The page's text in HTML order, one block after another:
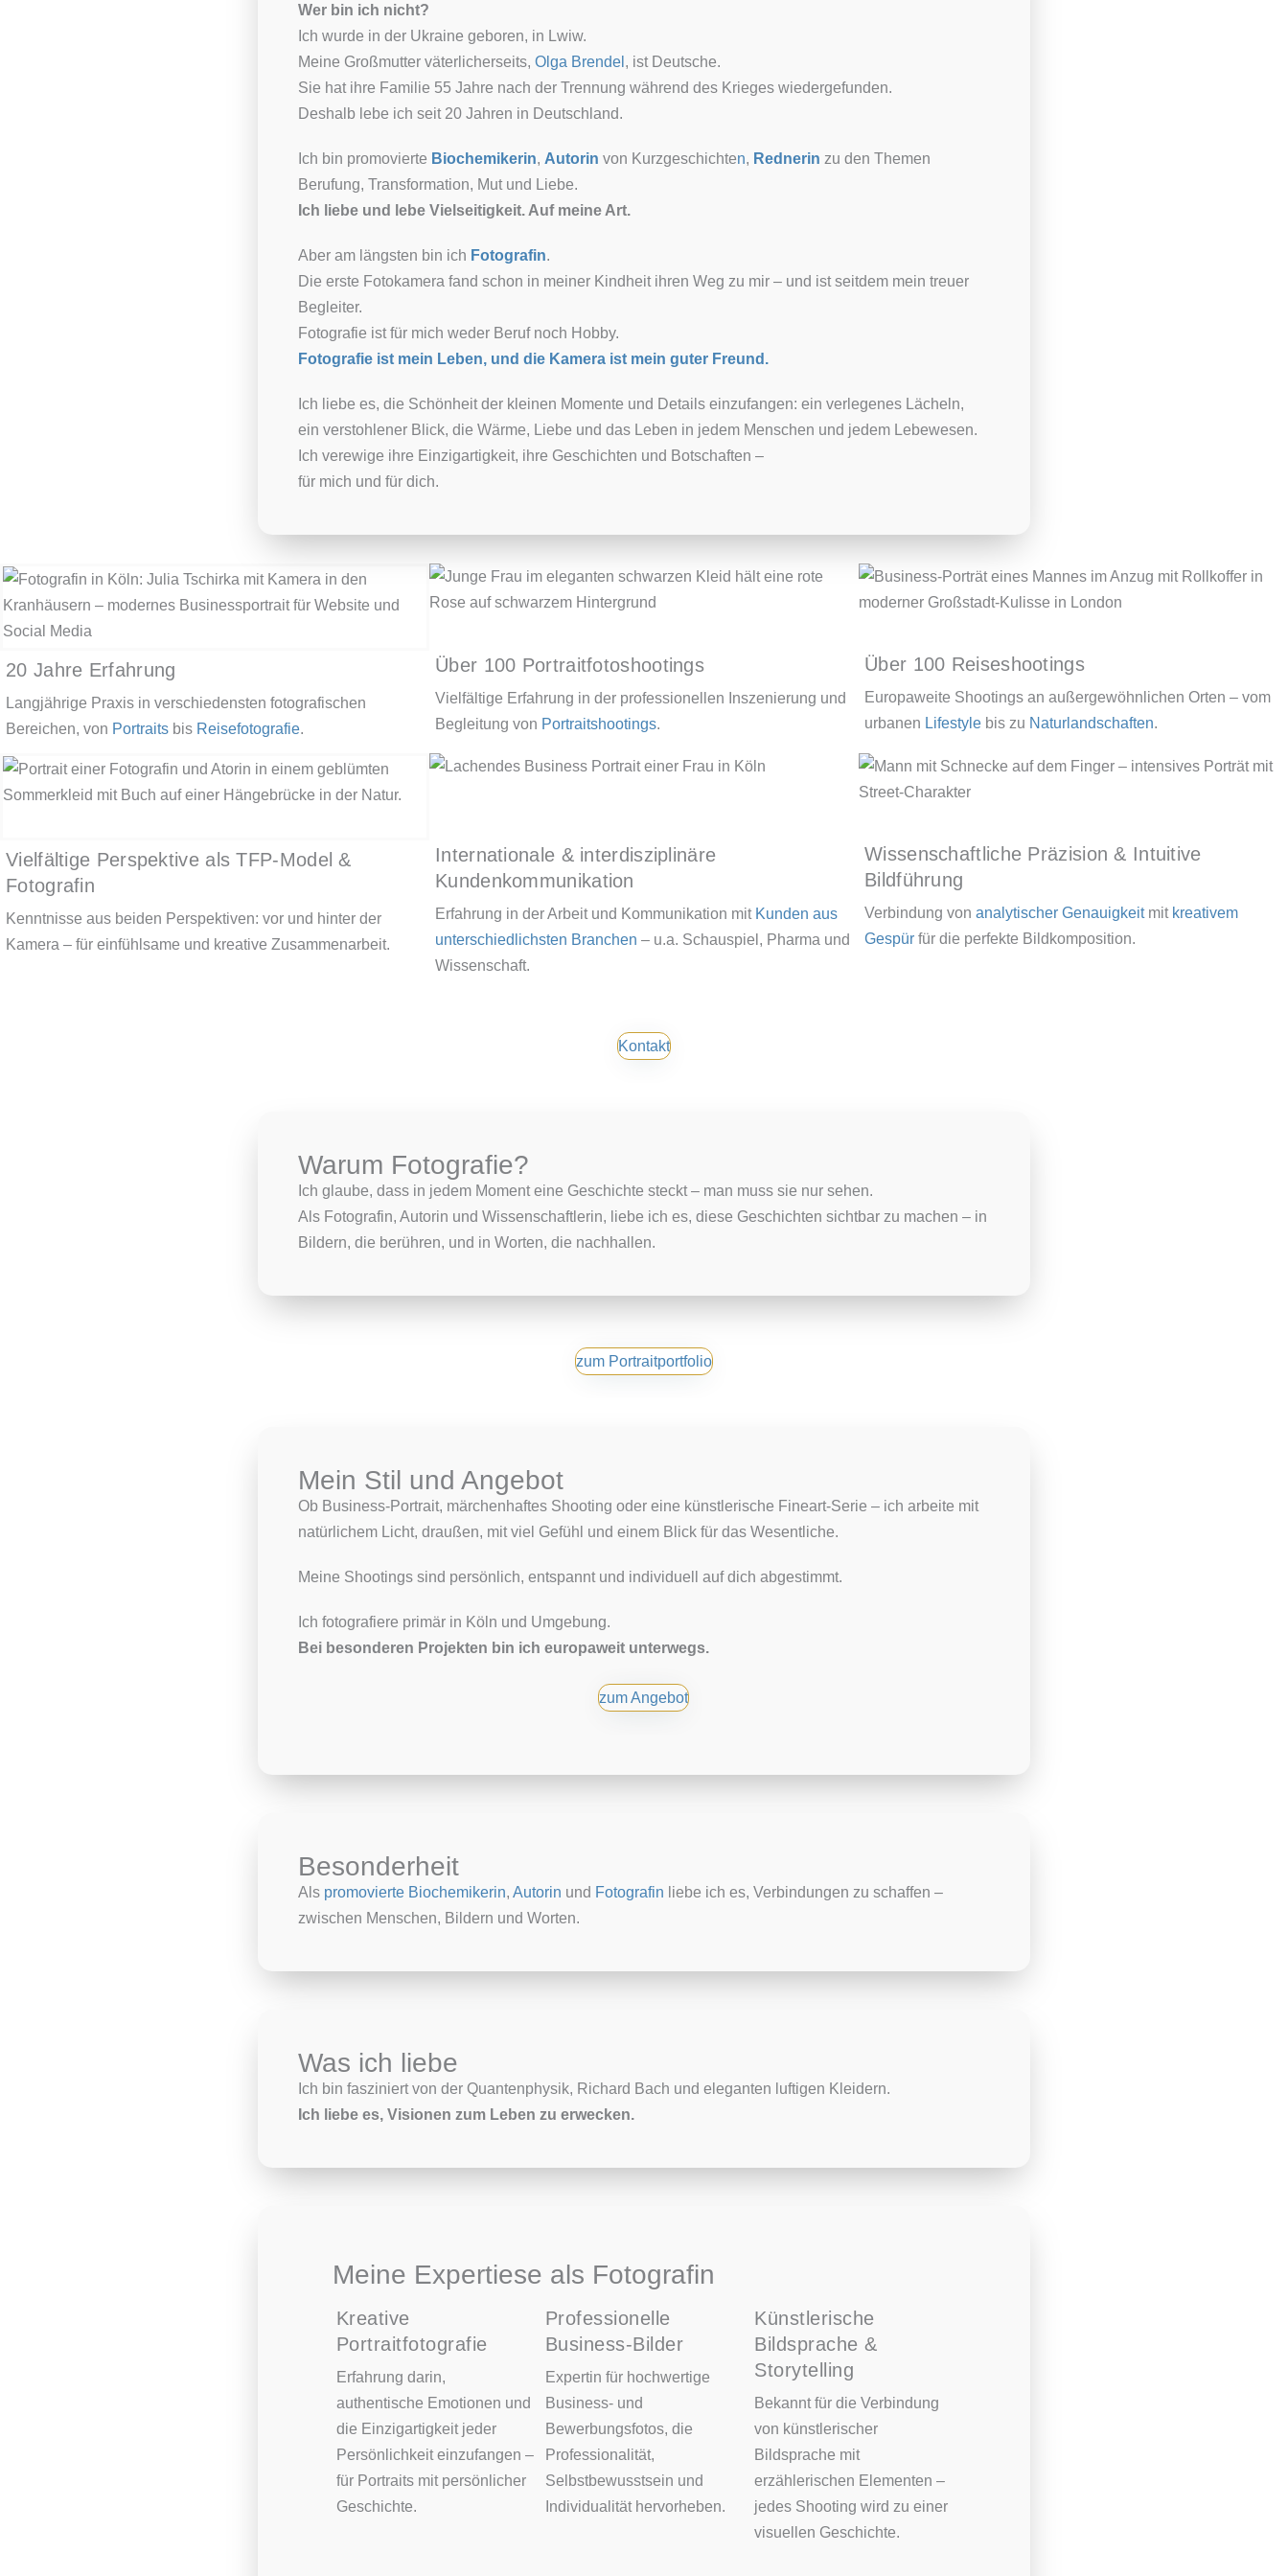
Wer bin ich nicht?
Ich wurde in der Ukraine geboren, in Lwiw.
Meine Großmutter väterlicherseits, Olga Brendel , ist Deutsche.
Sie hat ihre Familie 55 Jahre nach der Trennung während des Krieges wiedergefunden.
Deshalb lebe ich seit 20 Jahren in Deutschland.
Ich bin promovierte Biochemikerin, Autorin von Kurzgeschichten, Rednerin zu den Themen
Berufung, Transformation, Mut und Liebe.
Ich liebe und lebe Vielseitigkeit. Auf meine Art.
Aber am längsten bin ich Fotografin.
Die erste Fotokamera fand schon in meiner Kindheit ihren Weg zu mir – und ist seitdem mein treuer
Begleiter.
Fotografie ist für mich weder Beruf noch Hobby.
Fotografie ist mein Leben, und die Kamera ist mein guter Freund.
Ich liebe es, die Schönheit der kleinen Momente und Details einzufangen: ein verlegenes Lächeln,
ein verstohlener Blick, die Wärme, Liebe und das Leben in jedem Menschen und jedem Lebewesen.
Ich verewige ihre Einzigartigkeit, ihre Geschichten und Botschaften –
für mich und für dich.
20 Jahre Erfahrung
Langjährige Praxis in verschiedensten fotografischen
Bereichen, von Portraits bis Reisefotografie.
Über 100 Portraitfotoshootings
Vielfältige Erfahrung in der professionellen Inszenierung und
Begleitung von Portraitshootings.
Über 100 Reiseshootings
Europaweite Shootings an außergewöhnlichen Orten – vom
urbanen Lifestyle bis zu Naturlandschaften.
Vielfältige Perspektive als TFP-Model &
Fotografin
Kenntnisse aus beiden Perspektiven: vor und hinter der
Kamera – für einfühlsame und kreative Zusammenarbeit.
Internationale & interdisziplinäre
Kundenkommunikation
Erfahrung in der Arbeit und Kommunikation mit Kunden aus
unterschiedlichsten Branchen – u.a. Schauspiel, Pharma und
Wissenschaft.
Wissenschaftliche Präzision & Intuitive
Bildführung
Verbindung von analytischer Genauigkeitmit kreativem
Gespür für die perfekte Bildkomposition.
Kontakt
Warum Fotografie?
Ich glaube, dass in jedem Moment eine Geschichte steckt – man muss sie nur sehen.
Als Fotografin, Autorin und Wissenschaftlerin, liebe ich es, diese Geschichten sichtbar zu machen – in
Bildern, die berühren, und in Worten, die nachhallen.
zum Portraitportfolio
Mein Stil und Angebot
Ob Business-Portrait, märchenhaftes Shooting oder eine künstlerische Fineart-Serie – ich arbeite mit
natürlichem Licht, draußen, mit viel Gefühl und einem Blick für das Wesentliche.
Meine Shootings sind persönlich, entspannt und individuell auf dich abgestimmt.
Ich fotografiere primär in Köln und Umgebung.
Bei besonderen Projekten bin ich europaweit unterwegs.
zum Angebot
Besonderheit
Als promovierte Biochemikerin, Autorin und Fotografin liebe ich es, Verbindungen zu schaffen –
zwischen Menschen, Bildern und Worten.
Was ich liebe
Ich bin fasziniert von der Quantenphysik, Richard Bach und eleganten luftigen Kleidern.
Ich liebe es, Visionen zum Leben zu erwecken.
Meine Expertiese als Fotografin
Kreative
Portraitfotografie
Erfahrung darin,
authentische Emotionen und
die Einzigartigkeit jeder
Persönlichkeit einzufangen –
für Portraits mit persönlicher
Geschichte.
Professionelle
Business-Bilder
Expertin für hochwertige
Business- und
Bewerbungsfotos, die
Professionalität,
Selbstbewusstsein und
Individualität hervorheben.
Künstlerische
Bildsprache &
Storytelling
Bekannt für die Verbindung
von künstlerischer
Bildsprache mit
erzählerischen Elementen –
jedes Shooting wird zu einer
visuellen Geschichte.